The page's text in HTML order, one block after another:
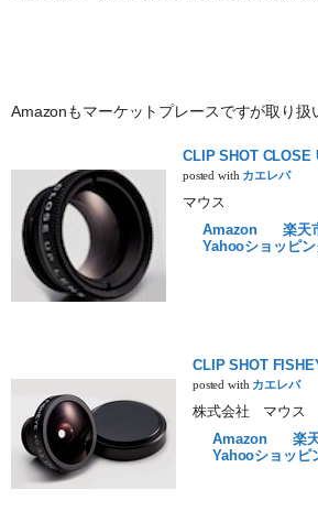
Amazonもマーケットプレースですが取り扱
CLIP SHOT CLOSE
posted with カエレバ
マウス
Amazon
楽天
Yahooショッピン
CLIP SHOT
posted with カエレバ
株式会社 マウス
Amazon
楽
Yahooショッピ